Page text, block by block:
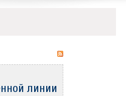
линии